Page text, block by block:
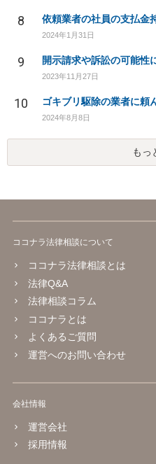
8 依頼業者の社員の支払金
2024年1月31日
9 開示請求や訴訟の可能性
2023年11月27日
10
2024年8月8日
もっ
ココナラ法律相談について
ココナラ法律相談とは
法律Q&A
法律相談コラム
ココナラとは
よくあるご質問
運営へのお問い合わせ
会社情報
運営会社
採用情報